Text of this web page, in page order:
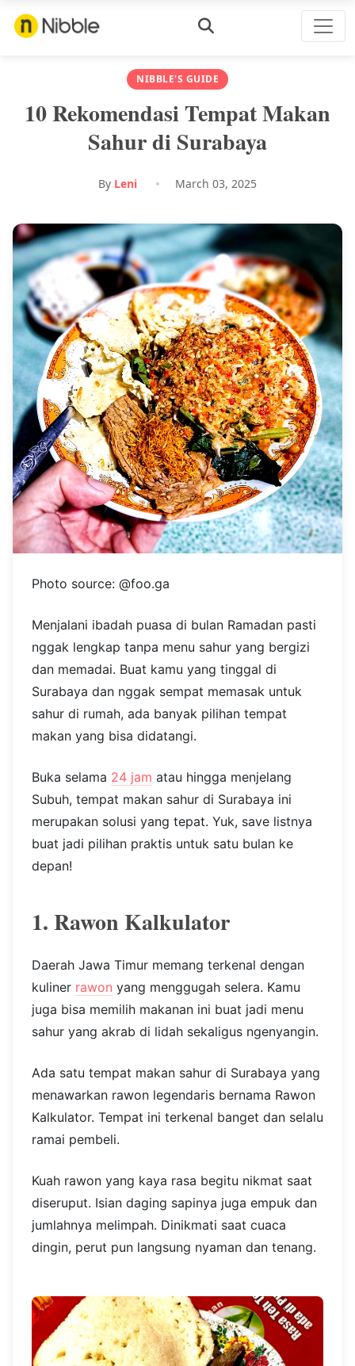
NIBBLE'S GUIDE
10 Rekomendasi Tempat Makan
Sahur di Surabaya
By Leni March 03, 2025
Photo source: @foo.ga
Menjalani ibadah puasa di bulan Ramadan pasti
nggak lengkap tanpa menu sahur yang bergizi
dan memadai. Buat kamu yang tinggal di
Surabaya dan nggak sempat memasak untuk
sahur di rumah, ada banyak pilihan tempat
makan yang bisa didatangi.
Buka selama 24 jam atau hingga menjelang
Subuh, tempat makan sahur di Surabaya ini
merupakan solusi yang tepat. Yuk, save listnya
buat jadi pilihan praktis untuk satu bulan ke
depan!
1. Rawon Kalkulator
Daerah Jawa Timur memang terkenal dengan
kuliner rawon yang menggugah selera. Kamu
juga bisa memilih makanan ini buat jadi menu
sahur yang akrab di lidah sekaligus ngenyangin.
Ada satu tempat makan sahur di Surabaya yang
menawarkan rawon legendaris bernama Rawon
Kalkulator. Tempat ini terkenal banget dan selalu
ramai pembeli.
Kuah rawon yang kaya rasa begitu nikmat saat
diseruput. Isian daging sapinya juga empuk dan
jumlahnya melimpah. Dinikmati saat cuaca
dingin, perut pun langsung nyaman dan tenang.